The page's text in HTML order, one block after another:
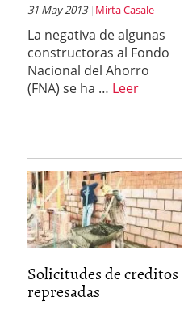
31 May 2013 Mirta Casale
La negativa de algunas
constructoras al Fondo
Nacional del Ahorro
(FNA) se ha … Leer
Solicitudes de creditos
represadas